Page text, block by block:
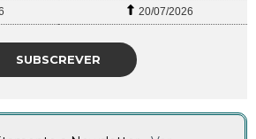
20/07/2026
SUBSCREVER